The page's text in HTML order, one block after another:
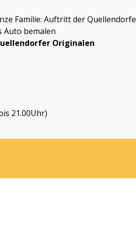
Auftritt der
bemalen
Originalen
21.00Uhr)